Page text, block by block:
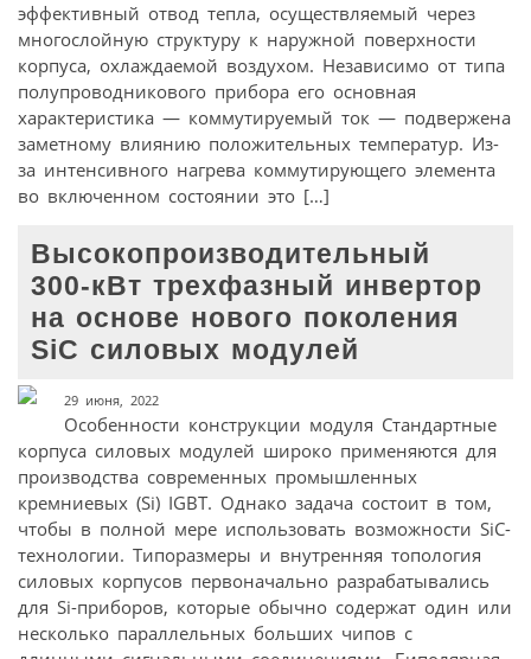
эффективный отвод тепла, осуществляемый через
многослойную структуру к наружной поверхности
корпуса, охлаждаемой воздухом. Независимо от типа
полупроводникового прибора его основная
характеристика — коммутируемый ток — подвержена
заметному влиянию положительных температур. Из-
за интенсивного нагрева коммутирующего элемента
во включенном состоянии это […]
Высокопроизводительный
300-кВт трехфазный инвертор
на основе нового поколения
SiC силовых модулей
29 июня, 2022
Особенности конструкции модуля Стандартные
корпуса силовых модулей широко применяются для
производства современных промышленных
кремниевых (Si) IGBT. Однако задача состоит в том,
чтобы в полной мере использовать возможности SiC-
технологии. Типоразмеры и внутренняя топология
силовых корпусов первоначально разрабатывались
для Si-приборов, которые обычно содержат один или
несколько параллельных больших чипов с